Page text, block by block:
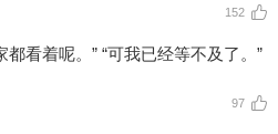
152
看着呢。” “可我已经等不及了。”
97